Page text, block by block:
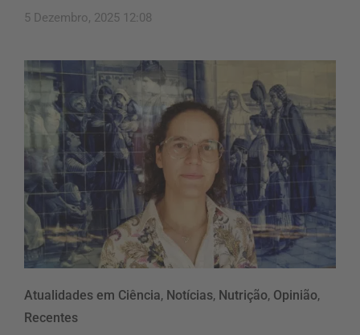
5 Dezembro, 2025 12:08
Atualidades em Ciência, Notícias, Nutrição, Opinião,
Recentes